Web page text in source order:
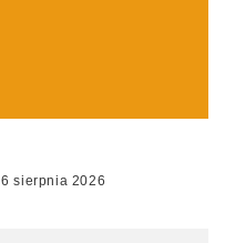
6 sierpnia 2026